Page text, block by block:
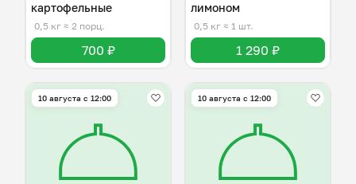
картофельные
0,5 кг ≈ 2 порц.
700 ₽
лимоном
0,5 кг ≈ 1 шт.
1 290 ₽
10 августа с 12:00 10 августа с 12:00